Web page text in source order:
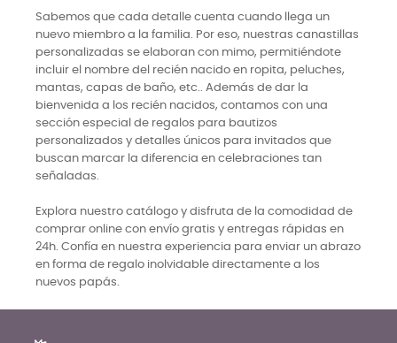
Sabemos que cada detalle cuenta cuando llega un
nuevo miembro a la familia. Por eso, nuestras canastillas
personalizadas se elaboran con mimo, permitiéndote
incluir el nombre del recién nacido en ropita, peluches,
mantas, capas de baño, etc.. Además de dar la
bienvenida a los recién nacidos, contamos con una
sección especial de regalos para bautizos
personalizados y detalles únicos para invitados que
buscan marcar la diferencia en celebraciones tan
señaladas.
Explora nuestro catálogo y disfruta de la comodidad de
comprar online con envío gratis y entregas rápidas en
24h. Confía en nuestra experiencia para enviar un abrazo
en forma de regalo inolvidable directamente a los
nuevos papás.